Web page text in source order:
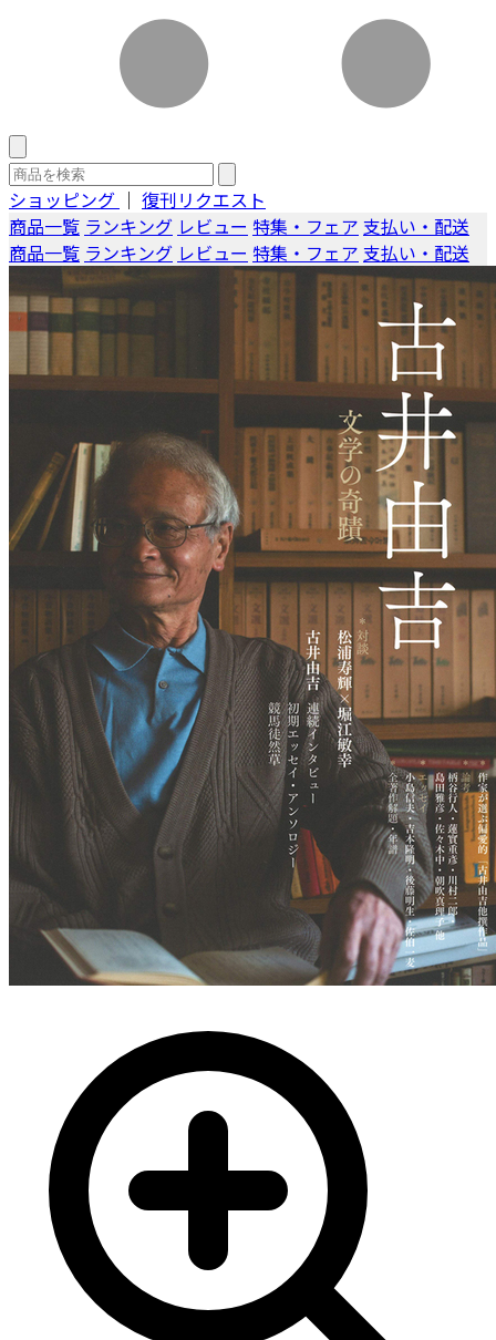
ショッピング ｜ 復刊リクエスト
商品一覧 ランキング レビュー 特集・フェア 支払い・配送
商品一覧 ランキング レビュー 特集・フェア 支払い・配送